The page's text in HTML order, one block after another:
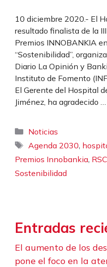
10 diciembre 2020.- El
resultado finalista de la
Premios INNOBANKIA
“Sostenibilidad”,
Diario La Opinión y
Instituto de Fomento
El Gerente del Hospital
Jiménez, ha agradecido …
Categorías
Noticias
Etiquetas
Agenda 2030,
Premios Innobankia, RSC
Sostenibilidad
Entradas
El aumento de los
pone el foco en la